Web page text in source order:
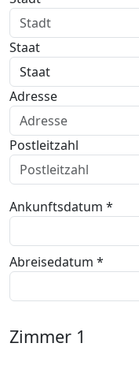
Staat
Adresse
Postleitzahl
Ankunftsdatum *
Abreisedatum *
Zimmer 1